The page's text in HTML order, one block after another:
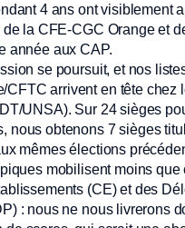
4 ans ont visiblement
de la CFE-CGC Orange et
année aux CAP.
se poursuit, et nos
CFTC arrivent en tête chez
UNSA). Sur 24 sièges
nous obtenons 7 sièges
mêmes élections
mobilisent moins que
(CE) et des
: nous ne nous livrerons